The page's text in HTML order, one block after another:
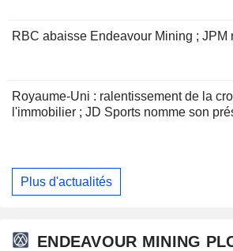
RBC abaisse Endeavour Mining ; JPM
Royaume-Uni : ralentissement de la
l'immobilier ; JD Sports nomme son
Plus d'actualités
ENDEAVOUR MINING